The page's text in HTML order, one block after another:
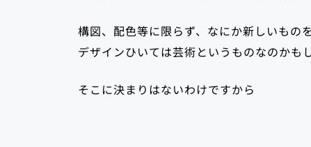
構図、配色等に限らず、なにか新しいもの
デザインひいては芸術というものなのかも
そこに決まりはないわけですから